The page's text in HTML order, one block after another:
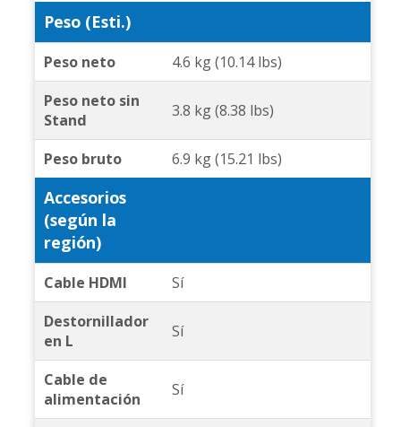
Peso (Esti.)
Peso neto
4.6 kg (10.14 lbs)
Peso neto sin
Stand
3.8 kg (8.38 lbs)
Peso bruto 6.9 kg (15.21 lbs)
Accesorios
(según la
región)
Cable HDMI
Sí
Destornillador
en L
Sí
Cable de
alimentación
Sí